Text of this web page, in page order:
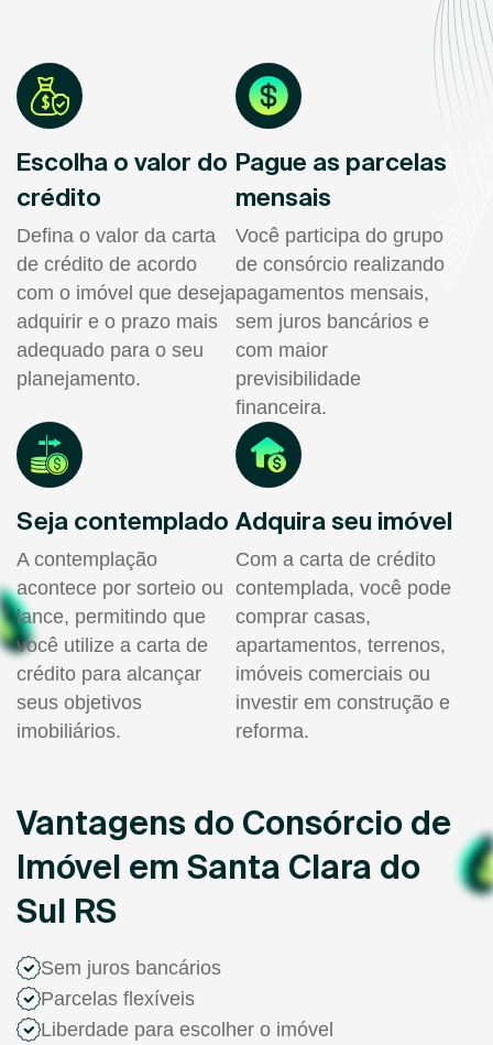
Escolha o valor do
crédito
Defina o valor da carta
de crédito de acordo
com o imóvel que deseja
adquirir e o prazo mais
adequado para o seu
planejamento.
Pague as parcelas
mensais
Você participa do grupo
de consórcio realizando
pagamentos mensais,
sem juros bancários e
com maior
previsibilidade
financeira.
Seja contemplado
A contemplação
acontece por sorteio ou
lance, permitindo que
você utilize a carta de
crédito para alcançar
seus objetivos
imobiliários.
Adquira seu imóvel
Com a carta de crédito
contemplada, você pode
comprar casas,
apartamentos, terrenos,
imóveis comerciais ou
investir em construção e
reforma.
Vantagens do Consórcio de
Imóvel em Santa Clara do
Sul RS
Sem juros bancários
Parcelas flexíveis
Liberdade para escolher o imóvel